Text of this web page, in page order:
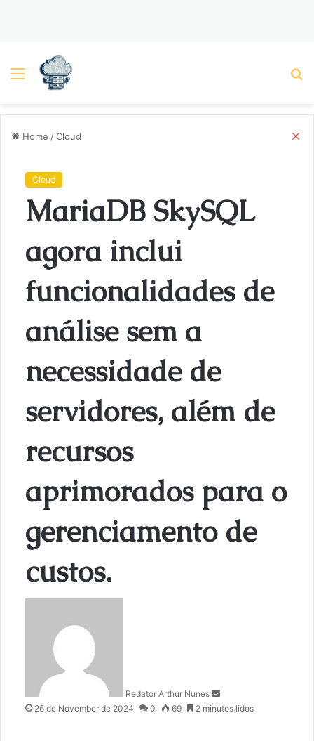
Menu
Home /Cloud
Cloud
MariaDB SkySQL
agora inclui
funcionalidades de
análise sem a
necessidade de
servidores, além de
recursos
aprimorados para o
gerenciamento de
custos.
Redator Arthur Nunes
m
26 de November de 2024 0 69 2 minutos lidos